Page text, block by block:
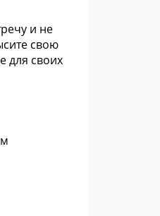
и не
свою
для своих